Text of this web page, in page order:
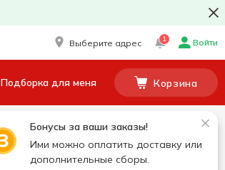
Выберите адрес 1 Войти
Подборка для меня Корзина
Бонусы за ваши заказы!
Ими можно оплатить доставку или
дополнительные сборы.